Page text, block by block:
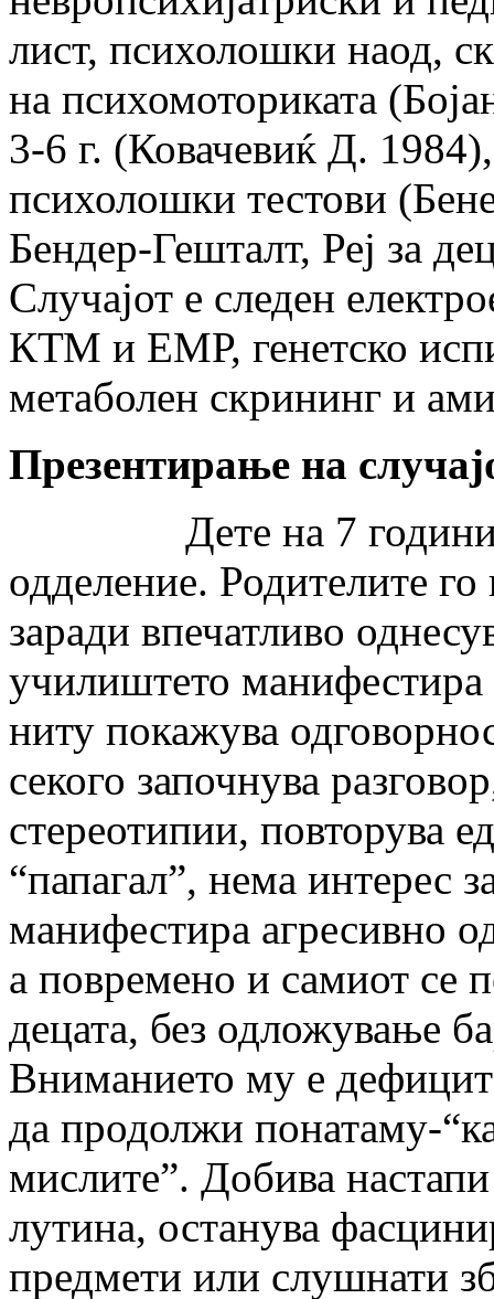
лист, психолошки наод,
на психомоториката
3-6 г. (Ковачевиќ Д.
психолошки тестови
Бендер-Гешталт, Реј за
Случајот е следен
КТМ и ЕМР, генетско
метаболен скрининг и
Презентирање на
Дете на 7 години и
одделение. Родителите
заради впечатливо
училиштето
ниту покажува
секого започнува
стереотипии, повторува
“папагал”, нема интерес
манифестира агресивно
а повремено и самиот се
децата, без одложување
Вниманието му е
да продолжи понатаму-
мислите”. Добива
лутина, останува
предмети или слушнати